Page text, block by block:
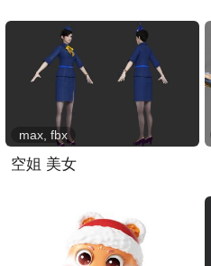
空姐 美女
max, fbx